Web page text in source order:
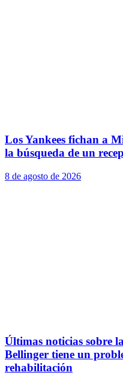
Los Yankees fichan a
la búsqueda de un
8 de agosto de 2026
Últimas noticias sobre
Bellinger tiene un
rehabilitación